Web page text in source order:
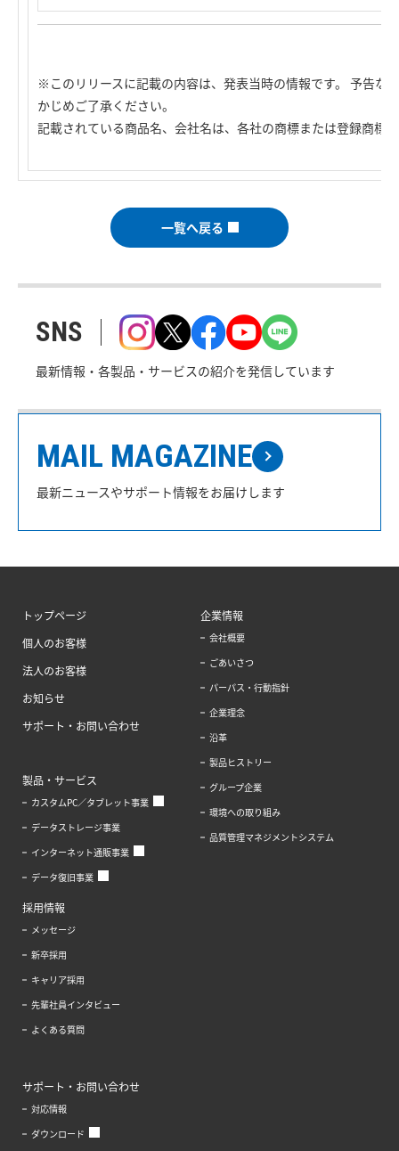
※このリリースに記載の内容は、発表当時の情報です。 予告な
かじめご了承ください。
記載されている商品名、会社名は、各社の商標または登録商標
一覧へ戻る
SNS
最新情報・各製品・サービスの紹介を発信しています
MAIL MAGAZINE
最新ニュースやサポート情報をお届けします
トップページ
個人のお客様
法人のお客様
お知らせ
サポート・お問い合わせ
製品・サービス
カスタムPC／タブレット事業
データストレージ事業
インターネット通販事業
データ復旧事業
企業情報
会社概要
ごあいさつ
パーパス・行動指針
企業理念
沿革
製品ヒストリー
グループ企業
環境への取り組み
品質管理マネジメントシステム
採用情報
メッセージ
新卒採用
キャリア採用
先輩社員インタビュー
よくある質問
サポート・お問い合わせ
対応情報
ダウンロード